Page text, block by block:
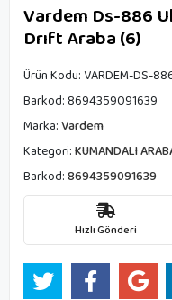
Vardem Ds-886
Drıft Araba (6)
Ürün Kodu: VARDEM-DS-
Barkod:8694359091639
Marka:Vardem
Kategori:KUMANDALI
Barkod:8694359091639
Hızlı Gönderi